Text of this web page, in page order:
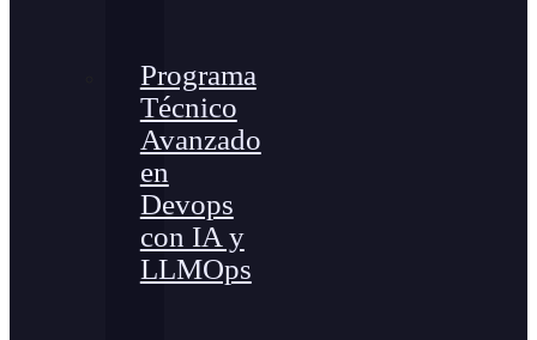
Programa
Técnico
Avanzado
en
Devops
con IA y
LLMOps